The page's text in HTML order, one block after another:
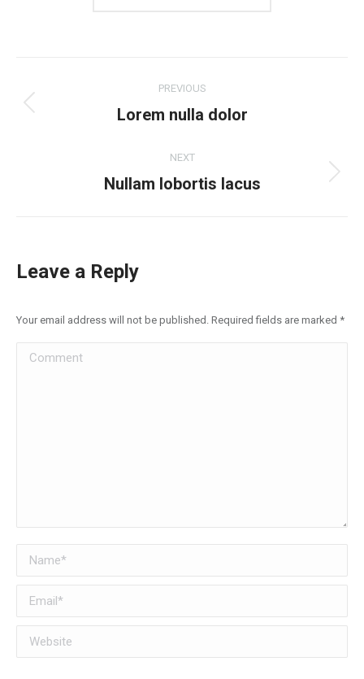
navigation
PREVIOUS
Previous
Lorem nulla dolor
NEXT
Next
Nullam lobortis lacus
Leave a Reply
Your email address will not be published. Required fields are marked *
Comment
Name *
Email *
Website